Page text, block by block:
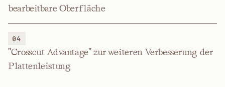
bearbeitbare Oberfläche
04
"Crosscut Advantage" zur weiteren Verbesserung der
Plattenleistung